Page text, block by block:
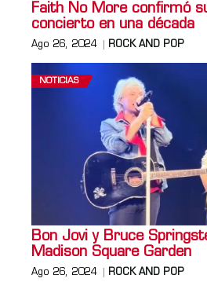
Faith No More confirmó
concierto en una década
Ago 26, 2024 ROCK AND POP
NOTICIAS
Bon Jovi y Bruce
Madison Square Garden
Ago 26, 2024 ROCK AND POP